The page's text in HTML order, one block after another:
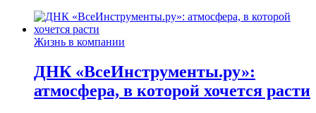
Жизнь в компании
ДНК «ВсеИнструменты.ру»:
атмосфера, в которой хочется расти